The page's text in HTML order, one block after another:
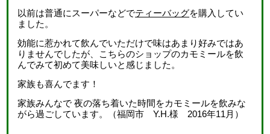
以前は普通にスーパーなどでティーバッグを購入してい
ました。
効能に惹かれて飲んでいただけで味はあまり好みではあ
りませんでしたが、こちらのショップのカモミールを飲
んでみて初めて美味しいと感じました。
家族も喜んでます！
家族みんなで 夜の落ち着いた時間をカモミールを飲みな
がら過ごしています。（福岡市 Y.H.様 2016年11月）